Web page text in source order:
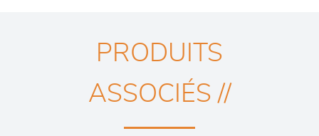
PRODUITS
ASSOCIÉS //